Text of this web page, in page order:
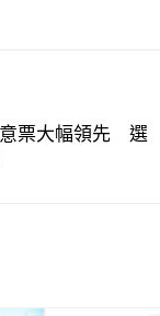
票大幅領先 選